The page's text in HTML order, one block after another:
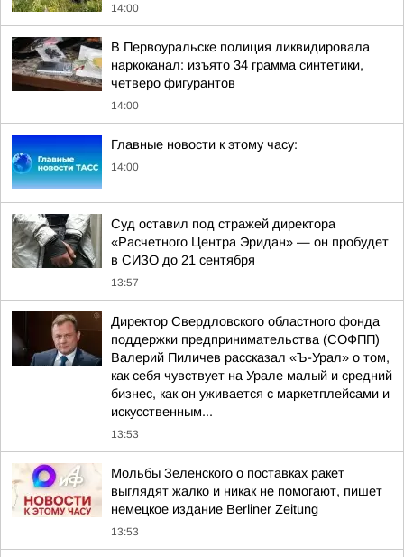
14:00
В Первоуральске полиция ликвидировала
наркоканал: изъято 34 грамма синтетики,
четверо фигурантов
14:00
Главные новости к этому часу:
14:00
Суд оставил под стражей директора
«Расчетного Центра Эридан» — он пробудет
в СИЗО до 21 сентября
13:57
Директор Свердловского областного фонда
поддержки предпринимательства (СОФПП)
Валерий Пиличев рассказал «Ъ-Урал» о том,
как себя чувствует на Урале малый и средний
бизнес, как он уживается с маркетплейсами и
искусственным...
13:53
Мольбы Зеленского о поставках ракет
выглядят жалко и никак не помогают, пишет
немецкое издание Berliner Zeitung
13:53